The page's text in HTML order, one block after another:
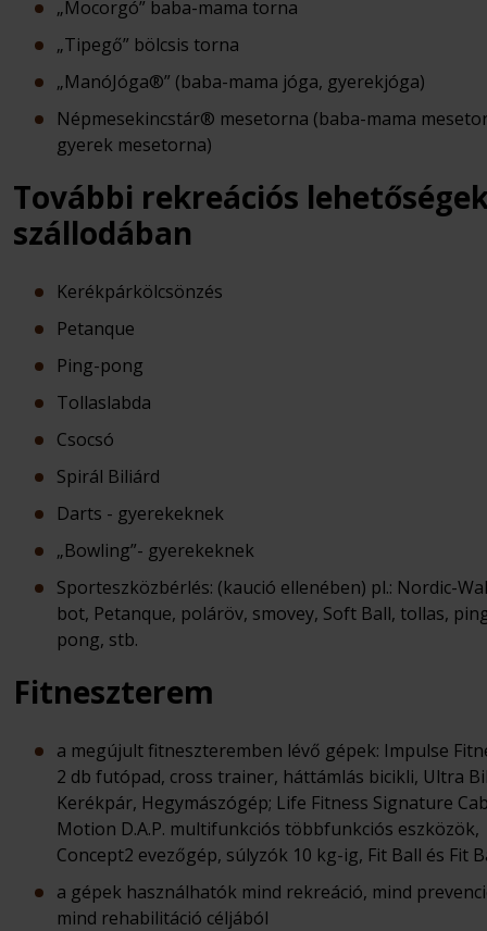
„Mocorgó” baba-mama torna
„Tipegő” bölcsis torna
„ManóJóga®” (baba-mama jóga, gyerekjóga)
Népmesekincstár® mesetorna (baba-mama
gyerek mesetorna)
További rekreációs
szállodában
Kerékpárkölcsönzés
Petanque
Ping-pong
Tollaslabda
Csocsó
Spirál Biliárd
Darts - gyerekeknek
„Bowling”- gyerekeknek
Sporteszközbérlés: (kaució ellenében) pl.: Nordic-
bot, Petanque, poláröv, smovey, Soft Ball, tollas,
pong, stb.
Fitneszterem
a megújult fitneszteremben lévő gépek: Impulse
2 db futópad, cross trainer, háttámlás bicikli, Ultra
Kerékpár, Hegymászógép; Life Fitness Signature
Motion D.A.P. multifunkciós többfunkciós eszközök,
Concept2 evezőgép, súlyzók 10 kg-ig, Fit Ball és Fit
a gépek használhatók mind rekreáció, mind
mind rehabilitáció céljából